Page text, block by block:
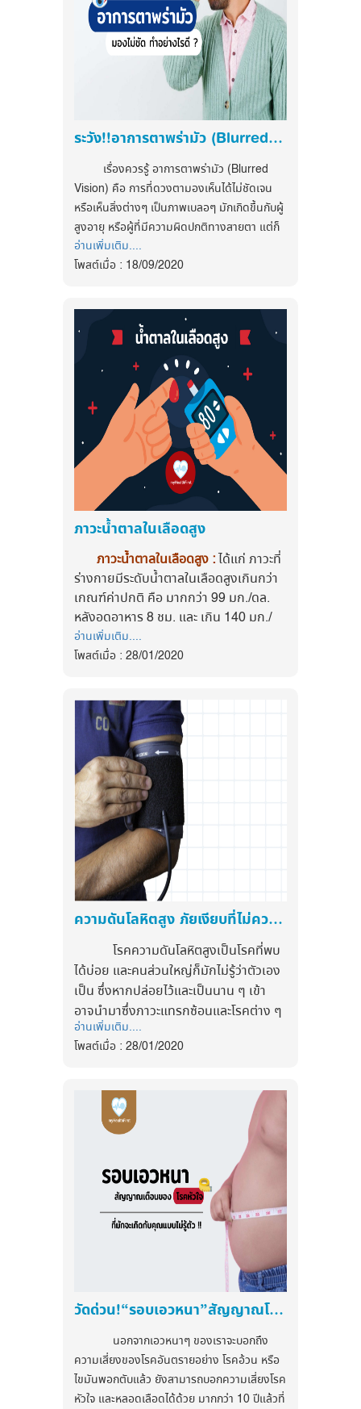
-เนื้อไก่
วิธีทำ
1.ต้มน้ำซุปให้เดือด ใส่ข่า ตะไคร้ ลงไป
2.รอน้ำเดือดอีกครั้ง เติมเห็ดนางฟ้าและ
3.พอน้ำเดือด เติมนมพร่องมันเนย
ซีอิ้วขาว ใบมะกรูดและพริกขี้หนูทุบ พอน้ำเดือด
แกงจืดแตงกวายัดไส้ไก่สับ (พลังงาน 81 kcal)
ส่วนประกอบ
-แตงกวา - ไก่สับไม่หนัง
-พริกไทยครึ่งช้อนชา - ซีอิ้วขาว 1 ช้อนชา
1.ล้างแตงกวา หั่นแว่น แล้วควักไส้ออก
2.โคลกพริกไทยและรากผักชี แล้วผสมเนื้อ
3.นำไก่สับยัดแทนแตงกวา แล้วใส่ในน้าที่ต้ม
จนเดือด
4.ปรุงรสด้วยซีอิ้วขาว ต้นหอม และผักชี
ยำปลาทู (พลังงาน 90 kcal)
ส่วนประกอบ
-ปลาทู 1 ตัว - น้ำมะนาว 1 ช้อนกินข้าว
-ขิงซอย ¼ ถ้วยตวง - น้ำปลา 1 ช้อนชา
-พริกขี้หนูซอย ครึ่งช้อนโต๊ะ - ต้นหอมซอย
-หอมแดงซอย ¼ ถ้วยตวง - ผักชีซอย
2.ผสมเครื่องปรุงทั้งหมด คุลกกับปลาทู
3.ปรุงรสด้วยมะนาวและน้ำปลา คลุกให้เข้า
ลาบปลา (พลังงาน 100 kcal)
ส่วนประกอบ
-เนื้อปลาสับ 40 กรัม - น้ำมะนาว 1 ช้อนชา
-ข้าวคั่ว 1 ช้อนโต๊ะ - น้ำปลา ¾ ช้อนชา
-พริกขี้หนู 1-2 เม็ด - ต้นหอม 1 ต้น
-หอมแดงซอย ¼ ถ้วยตวง - ใบสะระแหน่
1ก้าน
1.รวนเนื้อปลาให้สุก
2.ปรุงรสด้วยมะนาว น้ำปลา พริกขี้หนูหั่นให้
เข้ากัน
3.เติมหอมแดงซอย ข้าวคั่ว ต้อนหอมหั่น
4.คลุกให้เข้ากัน ตักใส่จาน
ปลานึ่งขิง (พลังงาน 110 kcal)
ส่วนประกอบ
-ซีอิ้วขาว 1 ช้อนชา
-พริกไทยป่น 0.5 ช้อนชา
-ต้นหอม , พริกชี้ฟ้าแดงเม็ดใหญ่
1.นำเนื้อปลามาคลุกกับขิง ซีอิ้วขาว และ
พริกไทยป่น
2.เรียงปลาในภาชนะ แล้วนำไปนึ่งไฟแรง 5-
3.เติมลูกเดือยและถั่วเหลือง แล้วนึ่งต่อ 5
4.โรยหน้าด้วยต้นหอม พริกชี้ฟ้า แล้วยกลง
ส่วนประกอบ
-ผักกาดขาว ข้าวโพดอ่อน เห็ดเข็มทอง
แครอท
-ต้นหอมหั่นท่อน
2.ไม่อยู่ใกล้ชิดผู้มีอาการทางเดินหายใจ
หรือมีอาการเป็นหวัด
3.หากกลับมาจากพื้นที่เสี่ยง ถ้าเริ่ม มีไข้
ไอ เจ็บคอ มีน้ำมูก หายใจเหนื่อยหอบ ให้รีบไปพบ
แพทย์พร้อมแจ้งประวัติการเดินทาง
4.อยู่ห่างจากคนที่ไอหรือจาม 180
เซนติเมตร เพื่อให้พ้นจากรัศมีน้ำลาย และน้ำมูก
ที่จะกระจายออกมา
5.ล้างมือด้วยน้ำ และสบู่ อย่างน้อย 20
วินาที หรือใช้เจลล้างมือหรือแอลกอฮอล์
6.กินร้อน ช้อนกลาง อาหารปรุงสุก พัก
สรุป
สำหรับสถานการณ์ COVID-19 ใน
ตอนนี้ ยังคงต้องให้ความสนใจและระมัดระวัง
เชื่อว่า 7 วิธีนี้ จะช่วยป้องกันคุณในการต่อสู้กับ
ติดตามข่าวสารสุขภาพและนวัตกรรมด้าน
สุขภาพ ได้ที่
Facebook
https://www.facebook.com/myhealthfirstofficial
tiktok : @myhealthfirst_mhf
ระวัง!!อาการตาพร่ามัว (Blurred Vision)
เรื่องควรรู้ อาการตาพร่ามัว (Blurred
Vision) คือ การที่ดวงตามองเห็นได้ไม่ชัดเจน
หรือเห็นสิ่งต่างๆ เป็นภาพเบลอๆ มักเกิดขึ้นกับผู้
สูงอายุ หรือผู้ที่มีความผิดปกติทางสายตา แต่ก็
สามารถพบในคนทั่วไปเช่นกัน
อาการตาพร่ามัว มักเกิดจากกลุ่มโรคห
ประสาทผิดปกติ และตรวจไม่พบความผิดปกติ
อาการตาพร่ามัว มักจะค่อยๆ ดีขึ้น หลัง
จากได้รับการพักผ่อนอย่างเพียงพอ แต่หาก
อาการไม่ดีขึ้น ควรไปพบจักษุแพทย์โดยด่วน โดย
เฉพาะหากเกิดอาการเจ็บตามาก ตาแดง หรือมี
เลือดไหลออกจากตาร่วมด้วย
วิธีการรักษาอาการตาพร่ามัวจะรักษาจากสาเหตุ
หากเกิดจากสายตาสั้น แก้ไขได้ด้วยการสวม
แว่นสายตา หากเกิดจากตาแห้ง ให้ใช้ยาหยอด
อาจต้องผ่าตัดเปลี่ยนเลนส์
ดวงตา เป็นอวัยวะสำคัญ ควรถนอมสายตา
วัตถุที่มีแสงสว่างจ้า หลีกเลี่ยงการขยี้ตา และ
รับประทานอาหารบำรุงสายตาเป็นประจำ
ปัญหาสายตา และช่วยคุณปรับความคิดและ
พฤติกรรมเพื่อให้คุณเปลี่ยนแปลงในทางที่ดี
---------------------------------------
ติดตามข่าวสารสุขภาพและนวัตกรรมด้าน
สุขภาพ ได้ที่
Facebook
:
https://www.facebook.com/myhealthfirstofficial
tiktok : @myhealthfirst_mhf
อ่านเพิ่มเติม....
โพสต์เมื่อ : 18/09/2020
ภาวะน้ำตาลในเลือดสูง
ภาวะน้ำตาลในเลือดสูง : ได้แก่ ภาวะที่
ร่างกายมีระดับน้ำตาลในเลือดสูงเกินกว่า
เกณฑ์ค่าปกติ คือ มากกว่า 99 มก./ดล.
หลังอดอาหาร 8 ชม. และ เกิน 140 มก./
ดล. หลังมื้ออาหาร 2 ชม. ภาวะเช่นนี้จะมี
ความเสี่ยงต่อการเป็นเบาหวาน ผู้ป่วยโรค
แทรกซ้อน ส่งผลให้เส้นประสาท หลอด
เลือด หรืออวัยวะต่างๆ ถูกทำลายจนมี
ปัญหาสุขภาพร้ายแรงตามมาได้
สาเหตุของภาวะน้ำตาลในเลือดสูง
:มักเกิดจาก โรคเบาหวานเป็นหลักเพราะผู้
ป่วยโรคเบาหวานนั้น มีระดับน้ำตาลสูงขึ้น
ได้ง่าย เนื่องจากร่างกายมีฮอร์โมนอินซูลิน
ไม่เพียงพอหรือเกิดภาวะดื้ออินซูลิน ทำให้
การควบคุมระดับน้ำตาลผิดปกติ
ส่วนผู้ที่ไม่ได้เป็นโรคเบาหวานก็เกิดภาวะนี้
ได้เช่นกัน โดยอาจมีสาเหตุมาจากโรคหรือ
พฤติกรรมการใช้ชีวิตบางอย่าง เช่น
- การรับประทานอาหารที่มีน้ำตาลและ
คาร์โบไฮเดรตเป็นส่วนประกอบมากเกินไป
- โรคเครียด หรือมีภาวะเครียดตลอดเวลา
- ไม่ชอบ หรือไม่เคยออกกำลังกาย
- เป็นโรคเกี่ยวกับตับอ่อน ทำให้ร่างกายไม่
สามารถผลิตอินซูลินได้
- การรับประทานยาบางชนิด เช่น สเตีย
รอยด์ ยากดภูมิต้านทาน
สัญญาณอันตรายของภาวะน้ำตาลใน
เลือดสูงได้แก่ ปัสสาวะบ่อย หิวน้ำบ่อย น้ำ
หนักลด ผิวแห้ง รู้สึกหิวแม้จะเพิ่งกิน
อ่อนเพลีย สายตาพร่ามัว มองเห็นไม่ชัด
ซึ่งภาวะน้ำตาลในเลือดสูงนี้ บางทีไม่ได้
แสดงอาการให้เห็นเสมอไป การตรวจวัด
ระดับน้ำตาลในเลือดจึงเป็นเรื่องสำคัญที่จะ
การแก้ไขภาวะน้ำตาลในเลือดสูงแตก
ต่างกันตามแต่ละบุคคล โดยพิจารณาจาก
สาเหตุที่ทำให้เกิดความรุนแรงและความ
อ่านเพิ่มเติม....
โพสต์เมื่อ : 28/01/2020
ความดันโลหิตสูง ภัยเงียบที่ไม่ควรมองข้าม
โรคความดันโลหิตสูงเป็นโรคที่พบ
ได้บ่อย และคนส่วนใหญ่ก็มักไม่รู้ว่าตัวเอง
เป็น ซึ่งหากปล่อยไว้และเป็นนาน ๆ เข้า
อาจนำมาซึ่งภาวะแทรกซ้อนและโรคต่าง ๆ
ตามมามากมาย มารู้จักโรคนี้กัน เพื่อที่จะ
ได้ดูแลตัวเองอย่างถูกต้องต่อไป
ความดันโลหิต คือ ค่าความดัน
ภายในหลอดเลือดแดง ซึ่งเกิดจากการบีบ
ตัวของหัวใจ ส่งผ่านหลอดเลือดเพื่อนำ
ออกซิเจนไปเลี้ยงส่วนต่างๆ ของร่างกาย
มีสองค่าคือ คือค่าความดันตัวบน เป็นค่า
ความดันขณะที่หัวใจบีบตัว และค่าความดัน
ตัวล่าง เป็นค่าความดันขณะที่หัวใจคลาย
โรคความดันโลหิตสูง สำคัญอย่างไร?
โรคความดันโลหิตสูง เป็นโรคที่มี
ความสำคัญมาก เนื่องจากผู้ป่วยเกินกว่า
ครึ่งมักจะไม่มีอาการใดๆ จึงเป็นภัยเงียบที่
กว่าจะรู้ตัวว่ามีความดันโลหิตสูง ก็เกิด
ภาวะแทรกซ้อนที่รุนแรงขึ้นแล้ว โดยเฉพาะ
โรคหลอดเลือดหัวใจตีบทำให้เกิดกล้ามเนื้อ
หัวใจขาดเลือด กล้ามเนื้อหัวใจหนา ภาวะ
อ่านเพิ่มเติม....
โพสต์เมื่อ : 28/01/2020
วัดด่วน!“รอบเอวหนา”สัญญาณโรค “หัวใจ”
นอกจากเอวหนาๆ ของเราจะบอกถึง
ความเสี่ยงของโรคอันตรายอย่าง โรคอ้วน หรือ
ไขมันพอกตับแล้ว ยังสามารถบอกความเสี่ยงโรค
หัวใจ และหลอดเลือดได้ด้วย มากกว่า 10 ปีแล้วที่